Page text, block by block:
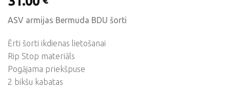
ASV armijas Bermuda BDU šorti
Ērti šorti ikdienas lietošanai
Rip Stop materiāls
Pogājama priekšpuse
2 bikšu kabatas